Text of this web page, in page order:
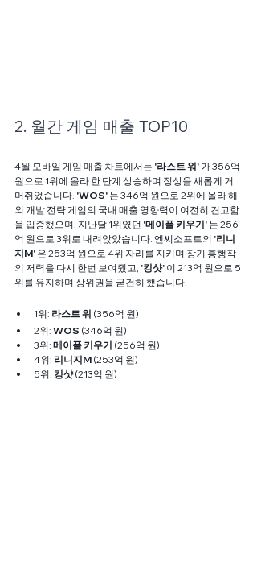
2. 월간 게임 매출 TOP10
4월 모바일 게임 매출 차트에서는 '라스트 워' 가 356억
원으로 1위에 올라 한 단계 상승하며 정상을 새롭게 거
머쥐었습니다. 'WOS' 는 346억 원으로 2위에 올라 해
외 개발 전략 게임의 국내 매출 영향력이 여전히 견고함
을 입증했으며, 지난달 1위였던 '메이플 키우기' 는 256
억 원으로 3위로 내려앉았습니다. 엔씨소프트의 '리니
지M' 은 253억 원으로 4위 자리를 지키며 장기 흥행작
의 저력을 다시 한번 보여줬고, '킹샷' 이 213억 원으로 5
위를 유지하며 상위권을 굳건히 했습니다.
1위: 라스트 워 (356억 원)
2위: WOS (346억 원)
3위: 메이플 키우기 (256억 원)
4위: 리니지M (253억 원)
5위: 킹샷 (213억 원)